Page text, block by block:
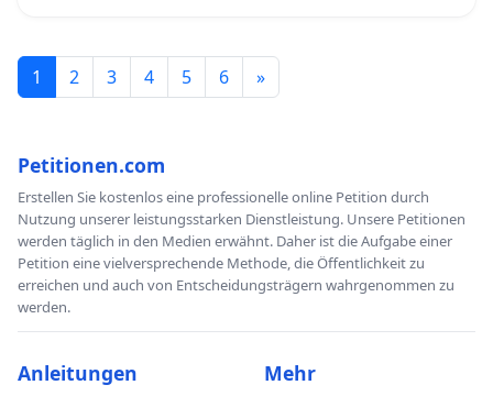
1 2 3 4 5 6 »
Petitionen.com
Erstellen Sie kostenlos eine professionelle online Petition durch
Nutzung unserer leistungsstarken Dienstleistung. Unsere Petitionen
werden täglich in den Medien erwähnt. Daher ist die Aufgabe einer
Petition eine vielversprechende Methode, die Öffentlichkeit zu
erreichen und auch von Entscheidungsträgern wahrgenommen zu
werden.
Anleitungen Mehr